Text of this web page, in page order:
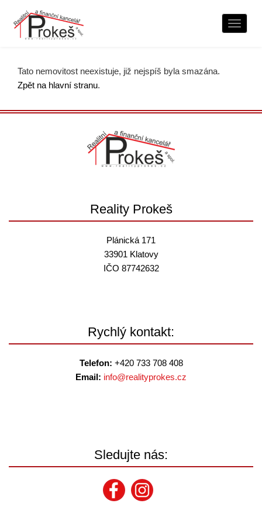
Tato nemovitost neexistuje, již nejspíš byla smazána.
Zpět na hlavní stranu.
Reality Prokeš
Plánická 171
33901 Klatovy
IČO 87742632
Rychlý kontakt:
Telefon: +420 733 708 408
Email: info@realityprokes.cz
Sledujte nás: